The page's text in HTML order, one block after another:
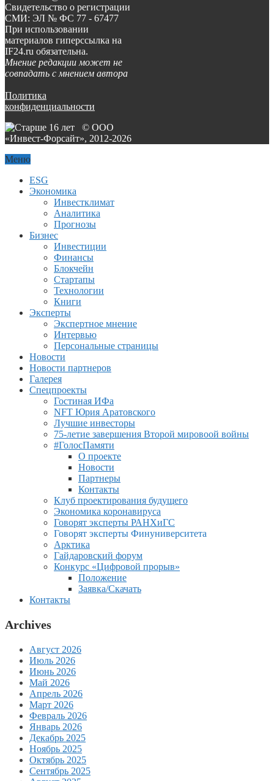
Свидетельство о регистрации
СМИ: ЭЛ № ФС 77 - 67477
При использовании
материалов гиперссылка на
IF24.ru обязательна.
Мнение редакции может не
совпадать с мнением автора
Политика
конфиденциальности
© ООО
«Инвест-Форсайт», 2012-2026
Меню
ESG
Экономика
Инвестклимат
Аналитика
Прогнозы
Бизнес
Инвестиции
Финансы
Блокчейн
Стартапы
Технологии
Книги
Эксперты
Экспертное мнение
Интервью
Персональные страницы
Новости
Новости партнеров
Галерея
Спецпроекты
Гостиная ИФа
NFT Юрия Аратовского
Лучшие инвесторы
75-летие завершения Второй мировоой войны
#ГолосПамяти
О проекте
Новости
Партнеры
Контакты
Клуб проектирования будущего
Экономика коронавируса
Говорят эксперты РАНХиГС
Говорят эксперты Финуниверситета
Арктика
Гайдаровский форум
Конкурс «Цифровой прорыв»
Положение
Заявка/Скачать
Контакты
Archives
Август 2026
Июль 2026
Июнь 2026
Май 2026
Апрель 2026
Март 2026
Февраль 2026
Январь 2026
Декабрь 2025
Ноябрь 2025
Октябрь 2025
Сентябрь 2025